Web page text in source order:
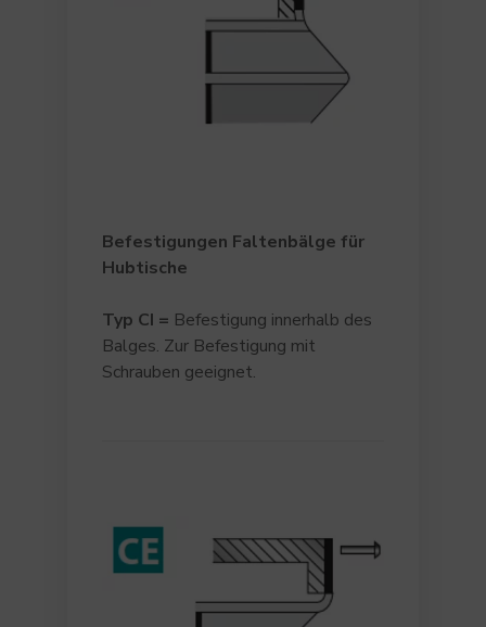
Befestigungen Faltenbälge für
Hubtische
Typ CI = Befestigung innerhalb des
Balges. Zur Befestigung mit
Schrauben geeignet.